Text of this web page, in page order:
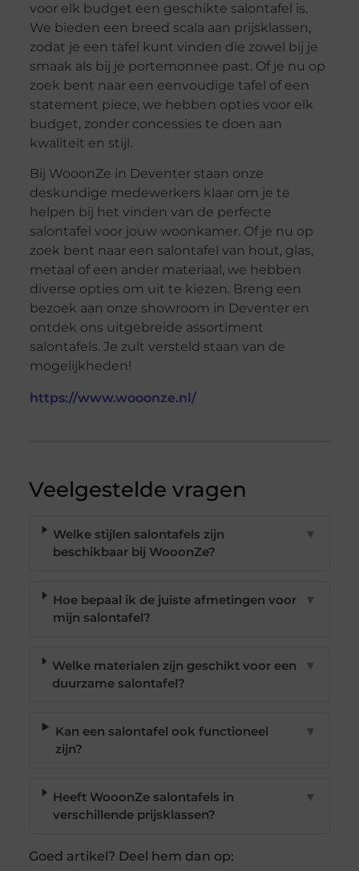
voor elk budget een geschikte salontafel is.
We bieden een breed scala aan prijsklassen,
zodat je een tafel kunt vinden die zowel bij je
smaak als bij je portemonnee past. Of je nu op
zoek bent naar een eenvoudige tafel of een
statement piece, we hebben opties voor elk
budget, zonder concessies te doen aan
kwaliteit en stijl.
Bij WooonZe in Deventer staan onze
deskundige medewerkers klaar om je te
helpen bij het vinden van de perfecte
salontafel voor jouw woonkamer. Of je nu op
zoek bent naar een salontafel van hout, glas,
metaal of een ander materiaal, we hebben
diverse opties om uit te kiezen. Breng een
bezoek aan onze showroom in Deventer en
ontdek ons uitgebreide assortiment
salontafels. Je zult versteld staan van de
mogelijkheden!
https://www.wooonze.nl/
Veelgestelde vragen
Welke stijlen salontafels zijn
beschikbaar bij WooonZe?
▼
Hoe bepaal ik de juiste afmetingen voor
mijn salontafel?
▼
Welke materialen zijn geschikt voor een
duurzame salontafel?
▼
Kan een salontafel ook functioneel
zijn?
▼
Heeft WooonZe salontafels in
verschillende prijsklassen?
▼
Goed artikel? Deel hem dan op: